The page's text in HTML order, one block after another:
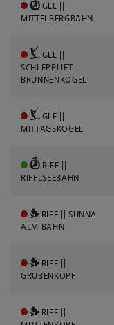
GLE ||
MITTELBERGBAHN
GLE ||
SCHLEPPLIFT
BRUNNENKOGEL
GLE ||
MITTAGSKOGEL
RIFF ||
RIFFLSEEBAHN
RIFF || SUNNA
ALM BAHN
RIFF ||
GRUBENKOPF
RIFF ||